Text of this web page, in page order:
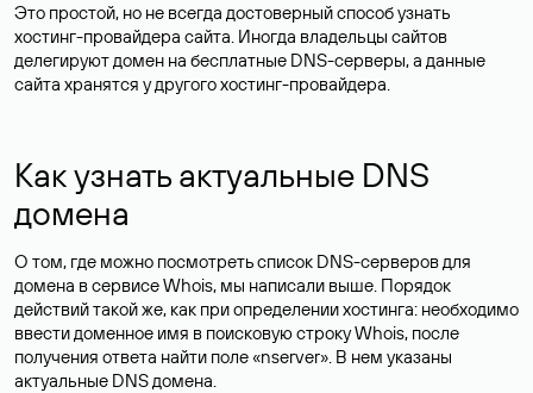
Это простой, но не всегда достоверный способ узнать
хостинг-провайдера сайта. Иногда владельцы сайтов
делегируют домен на бесплатные DNS-серверы, а данные
сайта хранятся у другого хостинг-провайдера.
Как узнать актуальные DNS
домена
О том, где можно посмотреть список DNS-серверов для
домена в сервисе Whois, мы написали выше. Порядок
действий такой же, как при определении хостинга: необходимо
ввести доменное имя в поисковую строку Whois, после
получения ответа найти поле «nserver». В нем указаны
актуальные DNS домена.